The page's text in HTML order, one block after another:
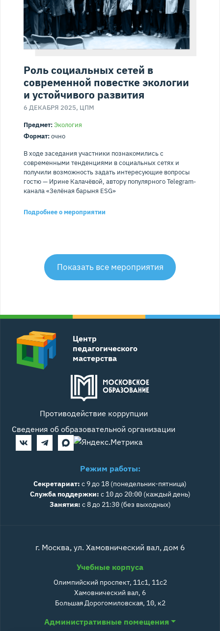
Роль социальных сетей в
современной повестке экологии
и устойчивого развития
6 ДЕКАБРЯ 2025, ЦПМ
Предмет:Экология
Формат:очно
В ходе заседания участники познакомились с
современными тенденциями в социальных сетях и
получили возможность задать интересующие вопросы
гостю — Ирине Калачёвой, автору популярного Telegram-
канала «Зелёная барыня ESG»
Подробнее о мероприятии
Показать все мероприятия
Центр
педагогического
мастерства
Противодействие коррупции
Сведения об образовательной организации
Режим работы:
Секретариат: с 9 до 18 (понедельник-пятница)
Служба поддержки: с 10 до 20:00 (каждый день)
Занятия: с 8 до 21:30 (без выходных)
г. Москва, ул. Хамовнический вал, дом 6
Учебные корпуса
Олимпийский проспект, 11с1, 11с2
Хамовнический вал, 6
Большая Дорогомиловская, 10, к2
Административные помещения